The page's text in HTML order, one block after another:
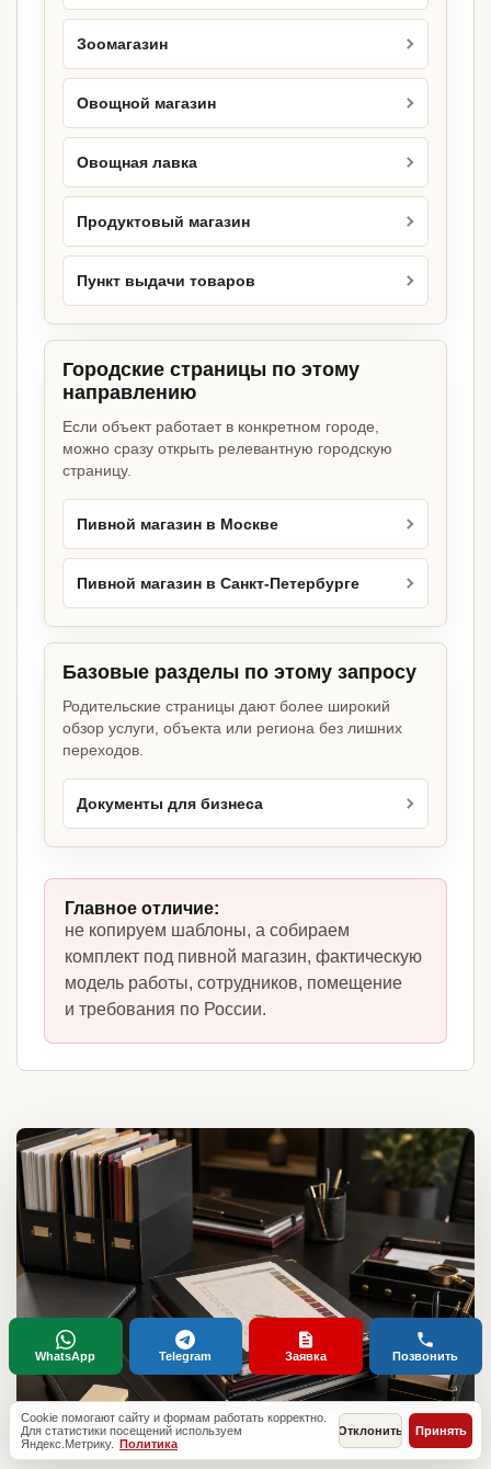
Зоомагазин
Овощной магазин
Овощная лавка
Продуктовый магазин
Пункт выдачи товаров
Городские страницы по этому
направлению
Если объект работает в конкретном городе,
можно сразу открыть релевантную городскую
страницу.
Пивной магазин в Москве
Пивной магазин в Санкт-Петербурге
Базовые разделы по этому запросу
Родительские страницы дают более широкий
обзор услуги, объекта или региона без лишних
переходов.
Документы для бизнеса
Главное отличие:
не копируем шаблоны, а собираем
комплект под пивной магазин, фактическую
модель работы, сотрудников, помещение
и требования по России.
Cookie помогают сайту и формам работать корректно.
Для статистики посещений используем
Яндекс.Метрику. Политика
Отклонить Принять
WhatsApp Telegram Заявка Позвонить